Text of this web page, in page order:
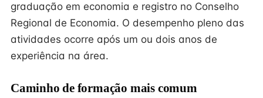
graduação em economia e registro no Conselho
Regional de Economia. O desempenho pleno das
atividades ocorre após um ou dois anos de
experiência na área.
Caminho de formação mais comum